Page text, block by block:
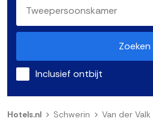
Zoeken
Inclusief ontbijt
Hotels.nl Schwerin Van der